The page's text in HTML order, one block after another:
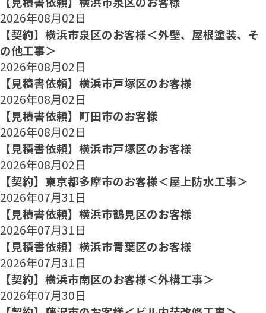
2026年08月02日
【契約】横浜市泉区のお客様＜外壁、屋根塗装、そ
の他工事＞
2026年08月02日
【見積書依頼】横浜市戸塚区のお客様
2026年08月02日
【見積書依頼】町田市のお客様
2026年08月02日
【見積書依頼】横浜市戸塚区のお客様
2026年08月02日
【契約】東京都多摩市のお客様＜屋上防水工事＞
2026年07月31日
【見積書依頼】横浜市鶴見区のお客様
2026年07月31日
【見積書依頼】横浜市青葉区のお客様
2026年07月31日
【契約】横浜市南区のお客様＜外構工事＞
2026年07月30日